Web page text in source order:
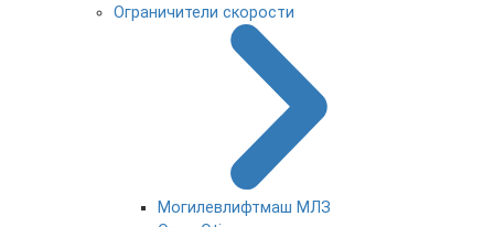
Ограничители скорости
Могилевлифтмаш МЛЗ